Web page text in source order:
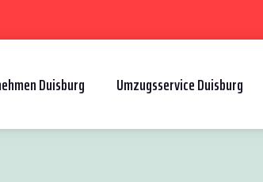
Duisburg Umzugsservice Duisburg